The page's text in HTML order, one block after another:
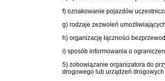
f) oznakowanie pojazdów
g) rodzaje zezwoleń
h) organizację łączności
i) sposób informowania o
5) zobowiązanie organizatora do
drogowego lub urządzeń